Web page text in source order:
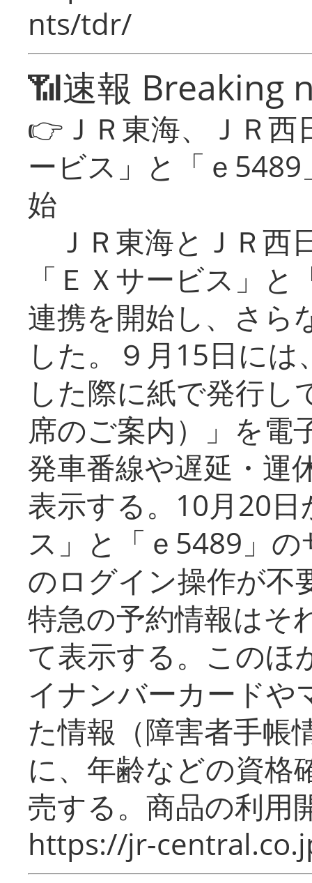
nts/tdr/
📶速報 Breaking
👉ＪＲ東海、ＪＲ
ービス」と「ｅ
始
ＪＲ東海とＪＲ西
「ＥＸサービス」
連携を開始し、さら
した。９月15日に
した際に紙で発行し
席のご案内）」を電
発車番線や遅延・運
表示する。10月20
ス」と「ｅ5489」
のログイン操作が不
特急の予約情報はそ
て表示する。このほ
イナンバーカードや
た情報（障害者手帳
に、年齢などの資格
売する。商品の利用
https://jr-